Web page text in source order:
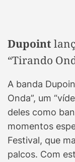
Dupoint
“Tirando
A banda
Onda”, um
deles como
momentos
Festival, que
palcos. Com